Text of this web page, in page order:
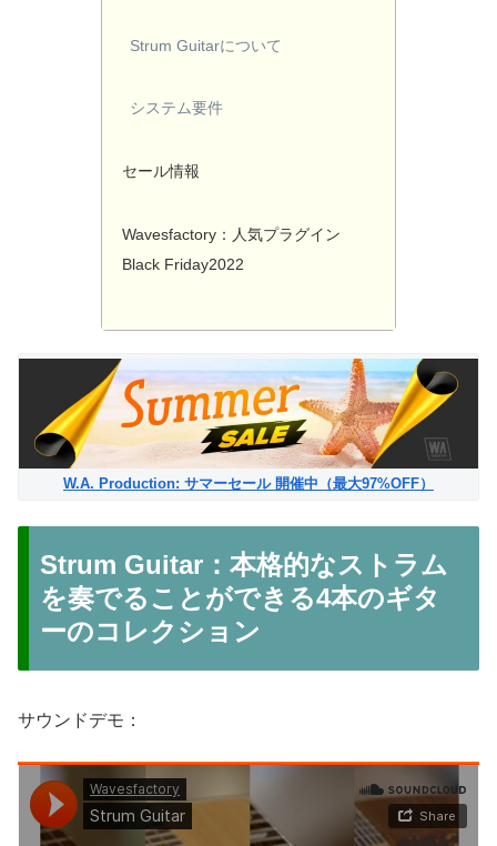
Strum Guitarについて
システム要件
セール情報
Wavesfactory：人気プラグイン
Black Friday2022
W.A. Production: サマーセール 開催中（最大97%OFF）
Strum Guitar：本格的なストラム
を奏でることができる4本のギタ
ーのコレクション
サウンドデモ：